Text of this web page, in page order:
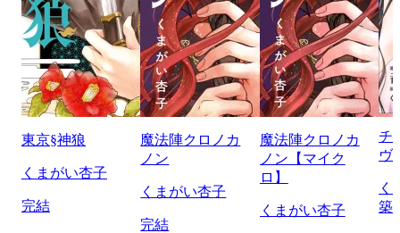
東京§神狼
くまがい杏子
完結
魔法陣クロノカ
ノン
くまがい杏子
完結
魔法陣クロノカ
ノン【マイク
ロ】
くまがい杏子
チ
ヴ
く
築